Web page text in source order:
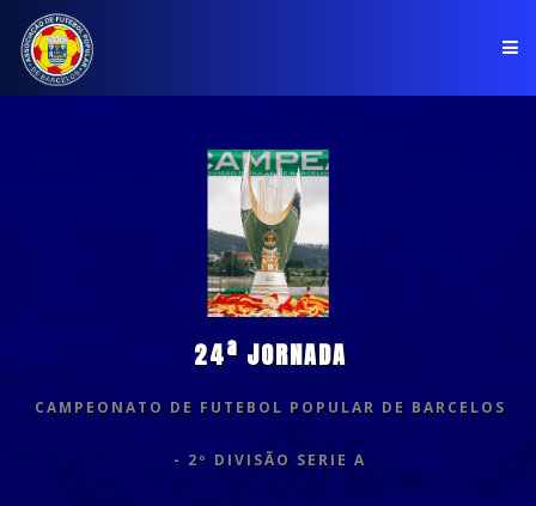
CLUBES
24ª JORNADA
CAMPEONATO DE FUTEBOL POPULAR DE BARCELOS
- 2º DIVISÃO SERIE A